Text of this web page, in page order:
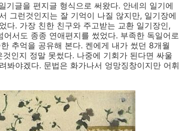
기글을 편지글 형식으로 써왔다. 안네의 일기에
그런것인지는 잘 기억이 나질 않지만, 일기장에
다. 가장 친한 친구와 주고받는 교환 일기장인,
서도 종종 연애편지를 썼었다. 부족한 독일어로
추억을 공유해 본다. 켄에게 내가 썼던 8개월
인지 정말 못썼다. 나중에 기회가 된다면 싸울
봐야겠다. 문법은 화가나서 엉망징창이지만 어휘